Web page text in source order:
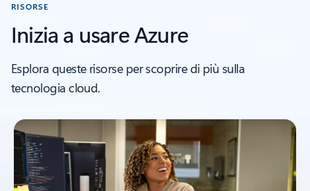
RISORSE
Inizia a usare Azure
Esplora queste risorse per scoprire di più sulla
tecnologia cloud.